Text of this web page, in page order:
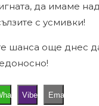
да имаме
с усмивки!
шанса още днес
Viber Email